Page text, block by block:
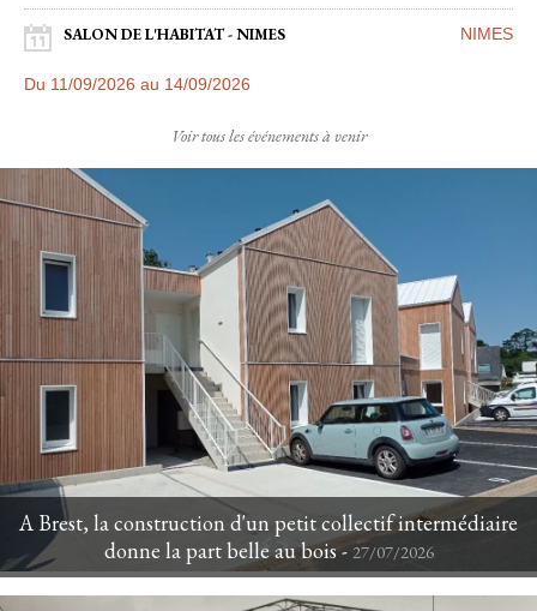
SALON DE L'HABITAT - NIMES NIMES
Du 11/09/2026 au 14/09/2026
Voir tous les événements à venir
A Brest, la construction d'un petit collectif intermédiaire
donne la part belle au bois - 27/07/2026